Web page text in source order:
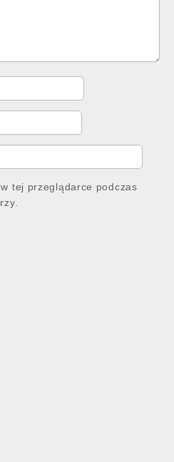
tej przeglądarce podczas